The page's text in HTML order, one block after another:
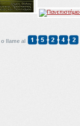
o llame al